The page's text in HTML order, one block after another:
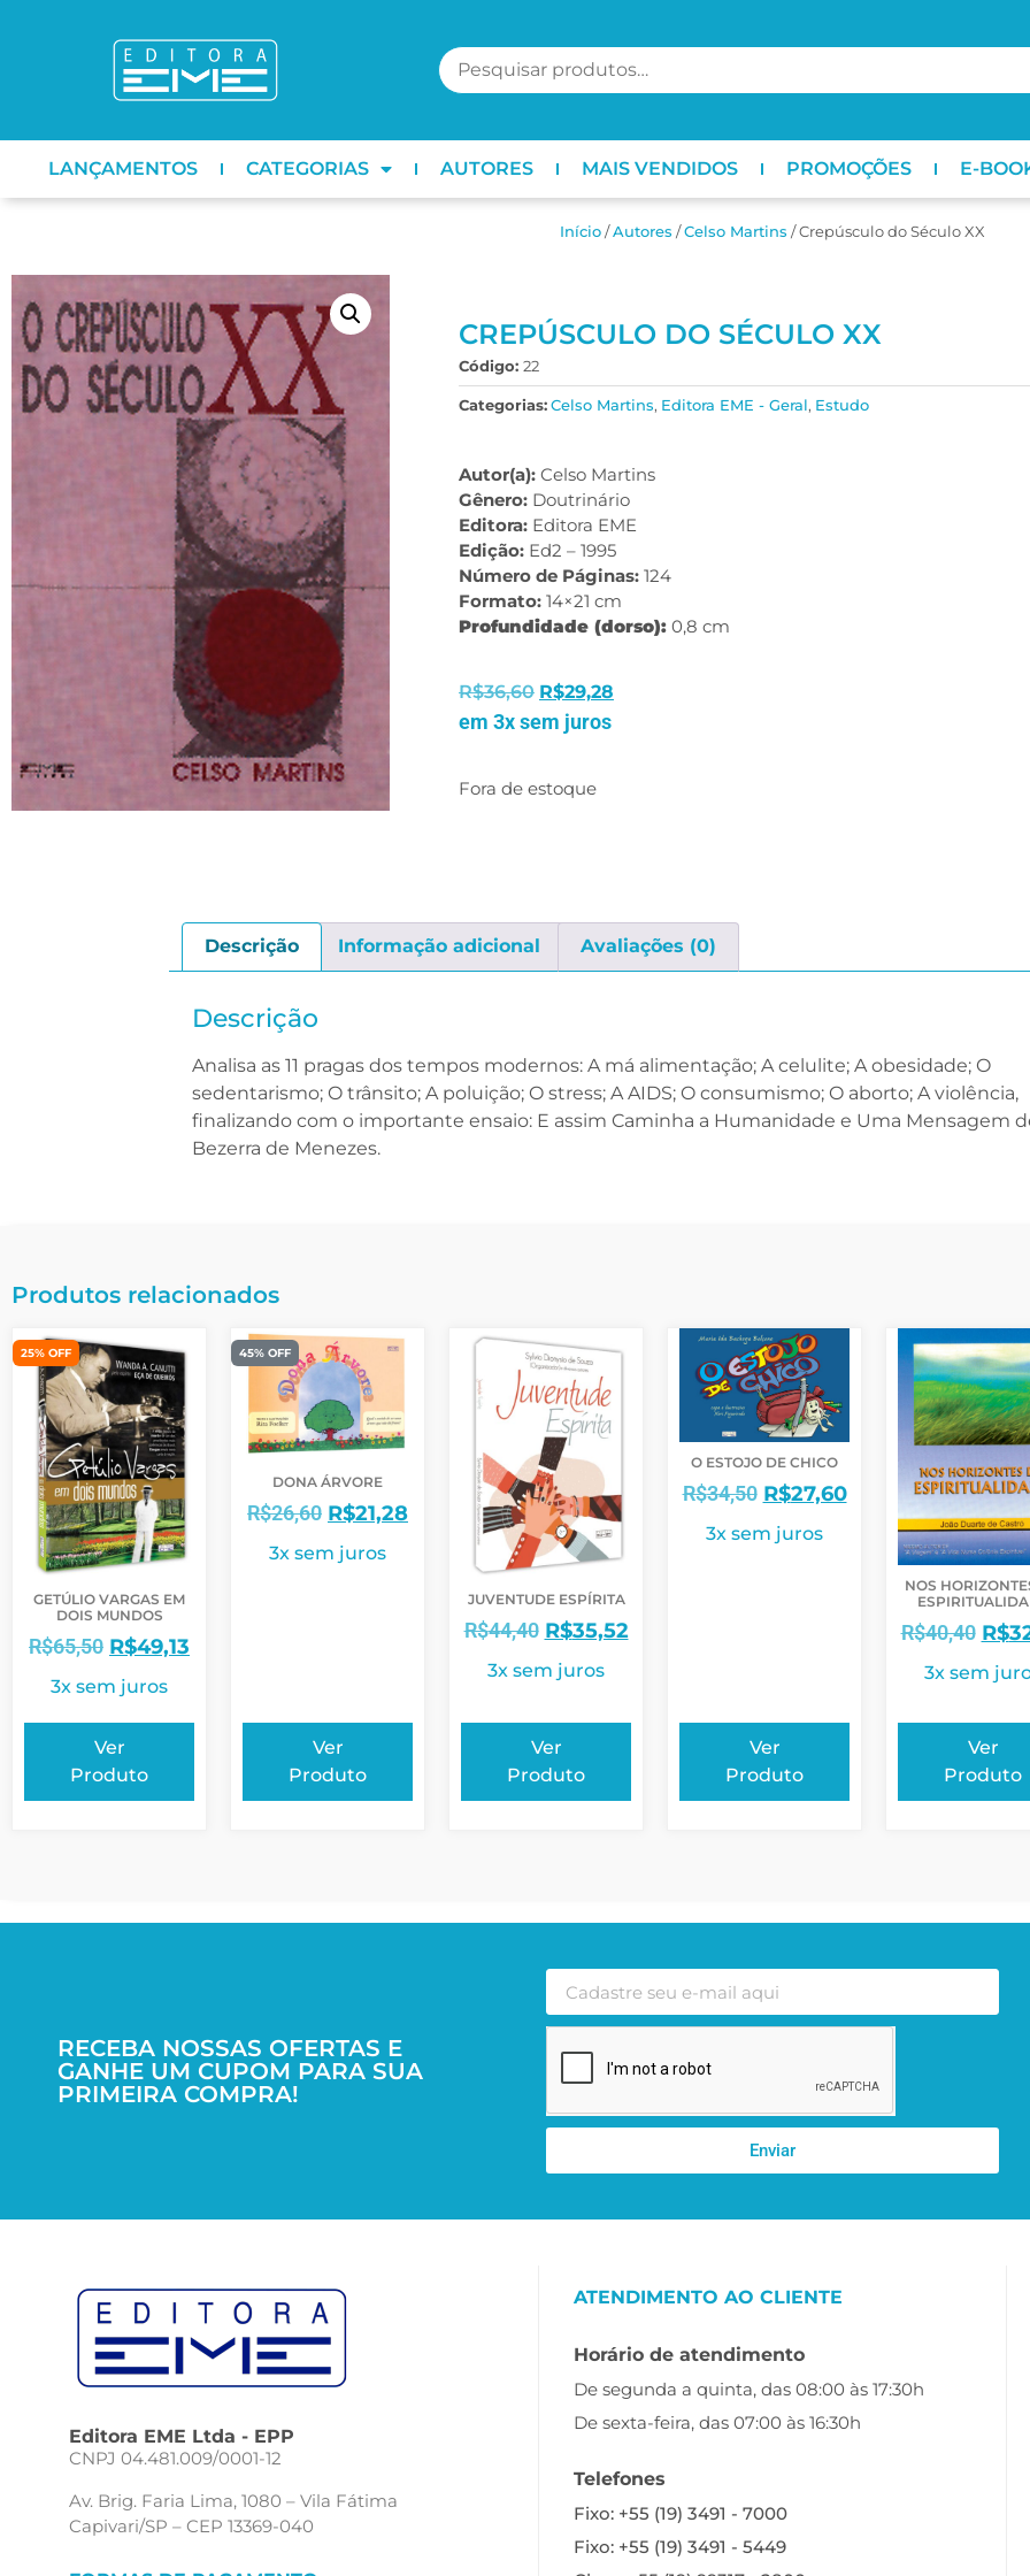
LANÇAMENTOS CATEGORIAS AUTORES MAIS VENDIDOS PROMOÇÕES E-
Início/ㅤAutores /Celso Martins / Crepúsculo do Século XX
CREPÚSCULO DO SÉCULO XX
Código: 22
Categorias:Celso Martins, Editora EME - Geral, Estudo
Autor(a): Celso Martins
Gênero: Doutrinário
Editora: Editora EME
Edição: Ed2 – 1995
Número de Páginas: 124
Formato: 14×21 cm
Profundidade (dorso): 0,8 cm
R$36,60 R$29,28
em 3x sem juros
Fora de estoque
Descrição Informação adicional Avaliações (0)
Descrição
Analisa as 11 pragas dos tempos modernos: A má alimentação; A celulite; A obesidade; O
sedentarismo; O trânsito; A poluição; O stress; A AIDS; O consumismo; O aborto; A violência,
finalizando com o importante ensaio: E assim Caminha a Humanidade e Uma Mensagem
Bezerra de Menezes.
Produtos relacionados
25% OFF
GETÚLIO VARGAS EM
DOIS MUNDOS
R$65,50 R$49,13
3x sem juros
Ver
Produto
45% OFF
DONA ÁRVORE
R$26,60 R$21,28
3x sem juros
Ver
Produto
JUVENTUDE ESPÍRITA
R$44,40 R$35,52
3x sem juros
Ver
Produto
O ESTOJO DE CHICO
R$34,50 R$27,60
3x sem juros
Ver
Produto
NOS
R$40,40 R$
3x sem
Ver
Produto
RECEBA NOSSAS OFERTAS E
GANHE UM CUPOM PARA SUA
PRIMEIRA COMPRA!
Enviar
Editora EME Ltda - EPP
CNPJ 04.481.009/0001-12
Av. Brig. Faria Lima, 1080 – Vila Fátima
Capivari/SP – CEP 13369-040
ATENDIMENTO AO CLIENTE
Horário de atendimento
De segunda a quinta, das 08:00 às 17:30h
De sexta-feira, das 07:00 às 16:30h
Telefones
Fixo: +55 (19) 3491 - 7000
Fixo: +55 (19) 3491 - 5449